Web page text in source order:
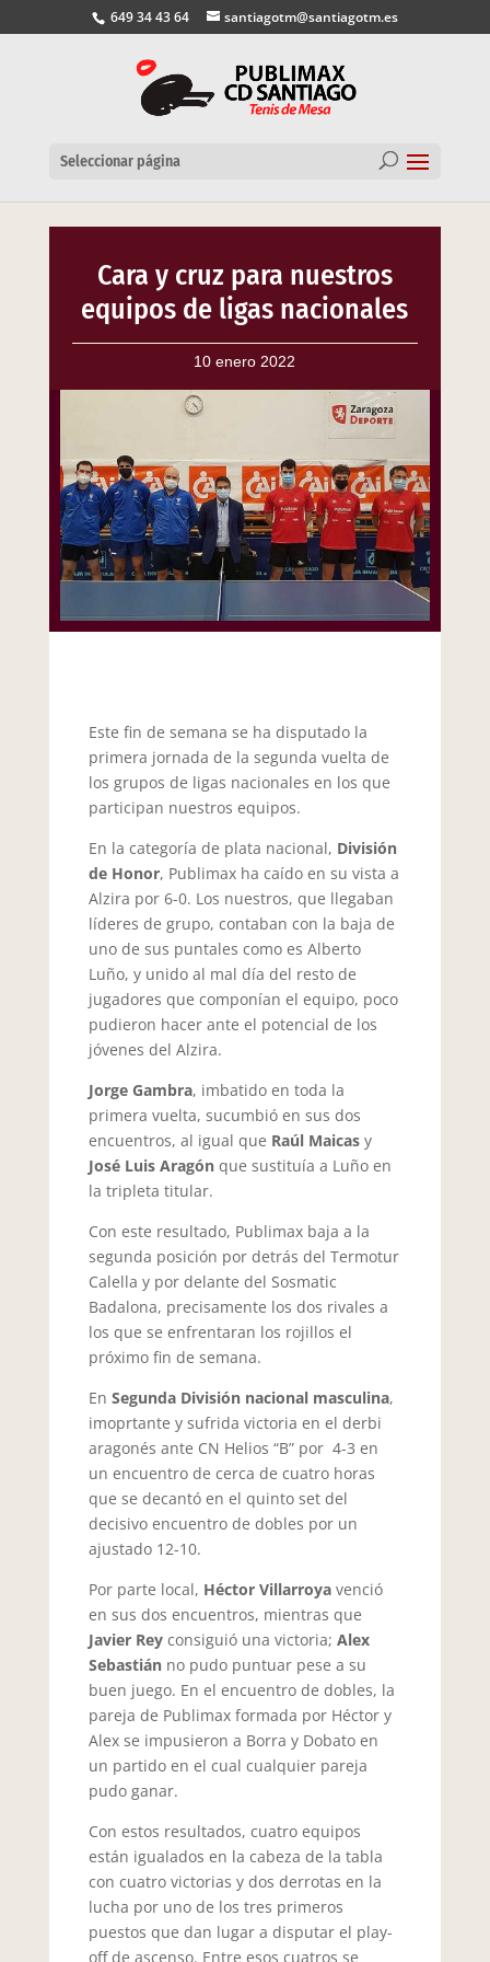
649 34 43 64 santiagotm@santiagotm.es
Seleccionar página
Cara y cruz para nuestros
equipos de ligas nacionales
10 enero 2022
Este fin de semana se ha disputado la
primera jornada de la segunda vuelta de
los grupos de ligas nacionales en los que
participan nuestros equipos.
En la categoría de plata nacional, División
de Honor, Publimax ha caído en su vista a
Alzira por 6-0. Los nuestros, que llegaban
líderes de grupo, contaban con la baja de
uno de sus puntales como es Alberto
Luño, y unido al mal día del resto de
jugadores que componían el equipo, poco
pudieron hacer ante el potencial de los
jóvenes del Alzira.
Jorge Gambra, imbatido en toda la
primera vuelta, sucumbió en sus dos
encuentros, al igual que Raúl Maicasy
José Luis Aragónque sustituía a Luño en
la tripleta titular.
Con este resultado, Publimax baja a la
segunda posición por detrás del Termotur
Calella y por delante del Sosmatic
Badalona, precisamente los dos rivales a
los que se enfrentaran los rojillos el
próximo fin de semana.
En Segunda División nacional masculina,
imoprtante y sufrida victoria en el derbi
aragonés ante CN Helios “B” por 4-3 en
un encuentro de cerca de cuatro horas
que se decantó en el quinto set del
decisivo encuentro de dobles por un
ajustado 12-10.
Por parte local, Héctor Villarroyavenció
en sus dos encuentros, mientras que
Javier Reyconsiguió una victoria; Alex
Sebastiánno pudo puntuar pese a su
buen juego. En el encuentro de dobles, la
pareja de Publimax formada por Héctor y
Alex se impusieron a Borra y Dobato en
un partido en el cual cualquier pareja
pudo ganar.
Con estos resultados, cuatro equipos
están igualados en la cabeza de la tabla
con cuatro victorias y dos derrotas en la
lucha por uno de los tres primeros
puestos que dan lugar a disputar el play-
off de ascenso. Entre esos cuatros se